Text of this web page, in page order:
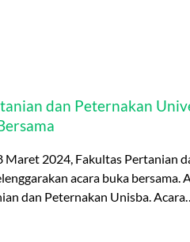
dan Peternakan
Maret 2024, Fakultas Pertanian
acara buka bersama.
dan Peternakan Unisba.